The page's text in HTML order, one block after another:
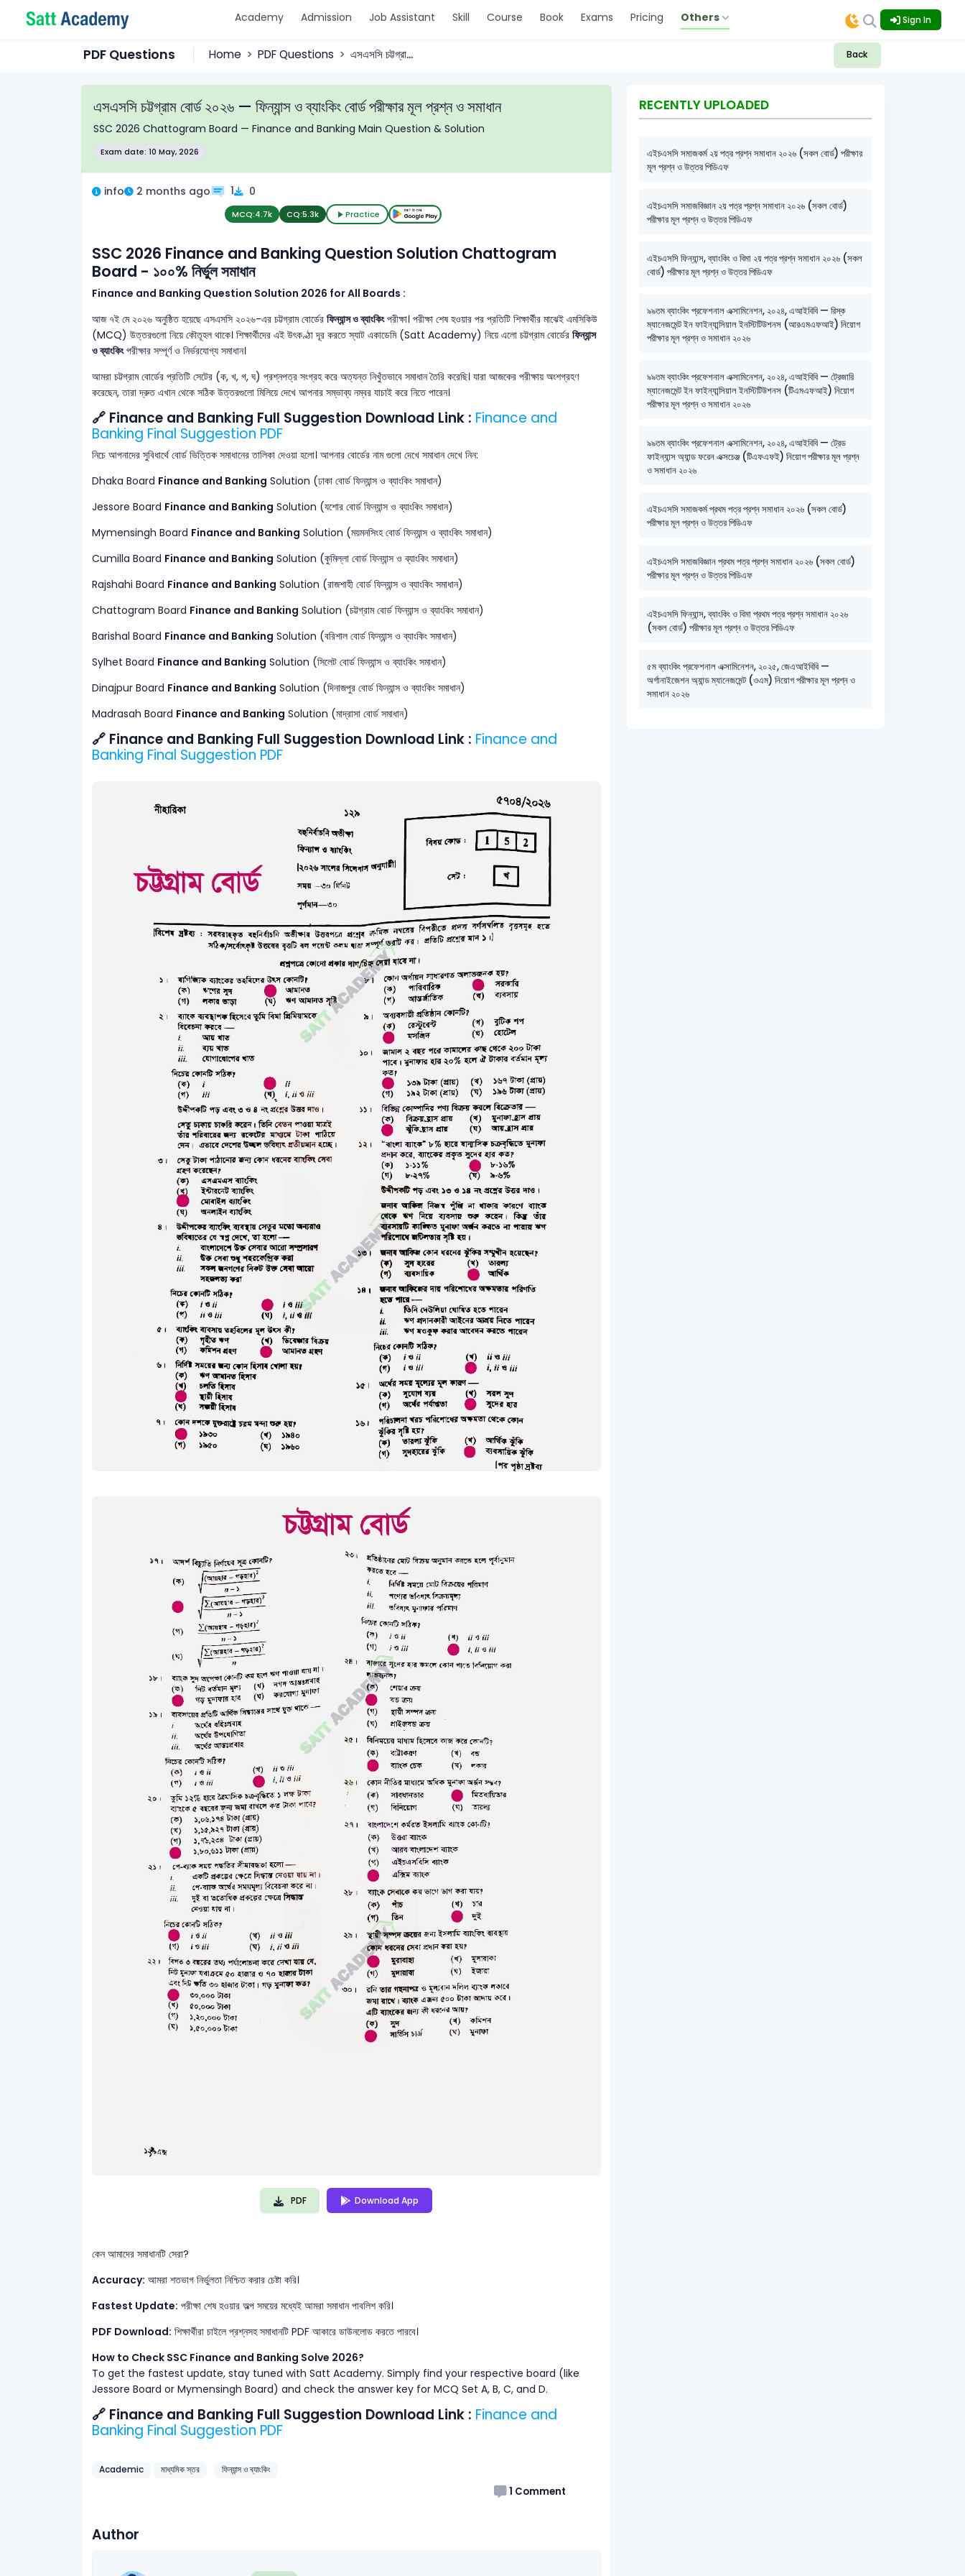
Academy Admission Job Assistant Skill Course Book Exams Pricing Others Sign In
PDF Questions Home PDF Questions এসএসসি চট্টগ্রা... Back
এসএসসি চট্টগ্রাম বোর্ড ২০২৬ — ফিন্যান্স ও ব্যাংকিং বোর্ড পরীক্ষার মূল প্রশ্ন ও সমাধান
SSC 2026 Chattogram Board — Finance and Banking Main Question & Solution
Exam date: 10 May, 2026
info 2 months ago 1 0
MCQ:4.7k CQ:5.3k Practice
SSC 2026 Finance and Banking Question Solution Chattogram
Board - ১০০% নির্ভুল সমাধান
Finance and Banking Question Solution 2026 for All Boards :
আজ ৭ই মে ২০২৬ অনুষ্ঠিত হয়েছে এসএসসি ২০২৬-এর চট্টগ্রাম বোর্ডের ফিন্যান্স ও ব্যাংকিংপরীক্ষা। পরীক্ষা শেষ হওয়ার পর প্রতিটি শিক্ষার্থীর মাঝেই এমসিকিউ
(MCQ) উত্তরগুলো নিয়ে কৌতূহল থাকে। শিক্ষার্থীদের এই উৎকণ্ঠা দূর করতে স্যাট একাডেমি (Satt Academy) নিয়ে এলো চট্টগ্রাম বোর্ডের ফিন্যান্স
ও ব্যাংকিংপরীক্ষার সম্পূর্ণ ও নির্ভরযোগ্য সমাধান।
আমরা চট্টগ্রাম বোর্ডের প্রতিটি সেটের (ক, খ, গ, ঘ) প্রশ্নপত্র সংগ্রহ করে অত্যন্ত নিখুঁতভাবে সমাধান তৈরি করেছি। যারা আজকের পরীক্ষায় অংশগ্রহণ
করেছেন, তারা দ্রুত এখান থেকে সঠিক উত্তরগুলো মিলিয়ে দেখে আপনার সম্ভাব্য নম্বর যাচাই করে নিতে পারেন।
🔗 Finance and Banking Full Suggestion Download Link : Finance and
Banking Final Suggestion PDF
নিচে আপনাদের সুবিধার্থে বোর্ড ভিত্তিক সমাধানের তালিকা দেওয়া হলো। আপনার বোর্ডের নাম গুলো দেখে সমাধান দেখে নিন:
Dhaka Board Finance and Banking Solution (ঢাকা বোর্ড ফিন্যান্স ও ব্যাংকিং সমাধান)
Jessore Board Finance and Banking Solution (যশোর বোর্ড ফিন্যান্স ও ব্যাংকিং সমাধান)
Mymensingh Board Finance and Banking Solution (ময়মনসিংহ বোর্ড ফিন্যান্স ও ব্যাংকিং সমাধান)
Cumilla Board Finance and Banking Solution (কুমিল্লা বোর্ড ফিন্যান্স ও ব্যাংকিং সমাধান)
Rajshahi Board Finance and Banking Solution (রাজশাহী বোর্ড ফিন্যান্স ও ব্যাংকিং সমাধান)
Chattogram Board Finance and Banking Solution (চট্টগ্রাম বোর্ড ফিন্যান্স ও ব্যাংকিং সমাধান)
Barishal Board Finance and Banking Solution (বরিশাল বোর্ড ফিন্যান্স ও ব্যাংকিং সমাধান)
Sylhet Board Finance and Banking Solution (সিলেট বোর্ড ফিন্যান্স ও ব্যাংকিং সমাধান)
Dinajpur Board Finance and Banking Solution (দিনাজপুর বোর্ড ফিন্যান্স ও ব্যাংকিং সমাধান)
Madrasah Board Finance and Banking Solution (মাদ্রাসা বোর্ড সমাধান)
🔗 Finance and Banking Full Suggestion Download Link : Finance and
Banking Final Suggestion PDF
PDF Download App
কেন আমাদের সমাধানটি সেরা?
Accuracy: আমরা শতভাগ নির্ভুলতা নিশ্চিত করার চেষ্টা করি।
Fastest Update: পরীক্ষা শেষ হওয়ার অল্প সময়ের মধ্যেই আমরা সমাধান পাবলিশ করি।
PDF Download: শিক্ষার্থীরা চাইলে প্রশ্নসহ সমাধানটি PDF আকারে ডাউনলোড করতে পারবে।
How to Check SSC Finance and Banking Solve 2026?
To get the fastest update, stay tuned with Satt Academy. Simply find your respective board (like
Jessore Board or Mymensingh Board) and check the answer key for MCQ Set A, B, C, and D.
🔗 Finance and Banking Full Suggestion Download Link : Finance and
Banking Final Suggestion PDF
Academic মাধ্যমিক স্তর ফিন্যান্স ও ব্যাংকিং
1 Comment
Author
RECENTLY UPLOADED
এইচএসসি সমাজকর্ম ২য় পত্র প্রশ্ন সমাধান ২০২৬ (সকল বোর্ড) পরীক্ষার
মূল প্রশ্ন ও উত্তর পিডিএফ
এইচএসসি সমাজবিজ্ঞান ২য় পত্র প্রশ্ন সমাধান ২০২৬ (সকল বোর্ড)
পরীক্ষার মূল প্রশ্ন ও উত্তর পিডিএফ
এইচএসসি ফিন্যান্স, ব্যাংকিং ও বিমা ২য় পত্র প্রশ্ন সমাধান ২০২৬ (সকল
বোর্ড) পরীক্ষার মূল প্রশ্ন ও উত্তর পিডিএফ
৯৯তম ব্যাংকিং প্রফেশনাল এক্সামিনেশন, ২০২৪, এআইবিবি — রিস্ক
ম্যানেজমেন্ট ইন ফাইন্যান্সিয়াল ইনস্টিটিউশনস (আরএমএফআই) নিয়োগ
পরীক্ষার মূল প্রশ্ন ও সমাধান ২০২৬
৯৯তম ব্যাংকিং প্রফেশনাল এক্সামিনেশন, ২০২৪, এআইবিবি — ট্রেজারি
ম্যানেজমেন্ট ইন ফাইন্যান্সিয়াল ইনস্টিটিউশনস (টিএমএফআই) নিয়োগ
পরীক্ষার মূল প্রশ্ন ও সমাধান ২০২৬
৯৯তম ব্যাংকিং প্রফেশনাল এক্সামিনেশন, ২০২৪, এআইবিবি — ট্রেড
ফাইন্যান্স অ্যান্ড ফরেন এক্সচেঞ্জ (টিএফএফই) নিয়োগ পরীক্ষার মূল প্রশ্ন
ও সমাধান ২০২৬
এইচএসসি সমাজকর্ম প্রথম পত্র প্রশ্ন সমাধান ২০২৬ (সকল বোর্ড)
পরীক্ষার মূল প্রশ্ন ও উত্তর পিডিএফ
এইচএসসি সমাজবিজ্ঞান প্রথম পত্র প্রশ্ন সমাধান ২০২৬ (সকল বোর্ড)
পরীক্ষার মূল প্রশ্ন ও উত্তর পিডিএফ
এইচএসসি ফিন্যান্স, ব্যাংকিং ও বিমা প্রথম পত্র প্রশ্ন সমাধান ২০২৬
(সকল বোর্ড) পরীক্ষার মূল প্রশ্ন ও উত্তর পিডিএফ
৫ম ব্যাংকিং প্রফেশনাল এক্সামিনেশন, ২০২৫, জেএআইবিবি —
অর্গানাইজেশন অ্যান্ড ম্যানেজমেন্ট (ওএম) নিয়োগ পরীক্ষার মূল প্রশ্ন ও
সমাধান ২০২৬